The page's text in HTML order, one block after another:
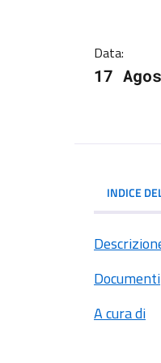
Data:
17
INDICE
Documenti
A cura di